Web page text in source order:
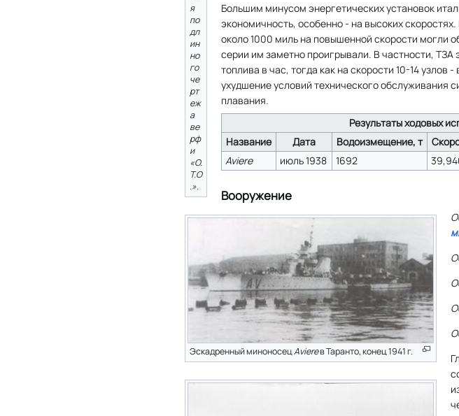
я
по
дл
ин
но
го
че
рт
еж
а
ве
рф
и
«О.
Т.О
.».
Эскадренный миноносецAviereв Таранто, конец 1941 г.
Большим минусом энергетических установок
экономичность, особенно - на высоких
около 1000 миль на повышенной скорости могли
серии им заметно проигрывали. В частности, ТЗА
топлива в час, тогда как на скорости 10-14
ухудшение условий технического обслуживания
плавания.
Результаты ходовых
Название
Дата Водоизмещение, т
Aviere
июль 1938 1692
Вооружение